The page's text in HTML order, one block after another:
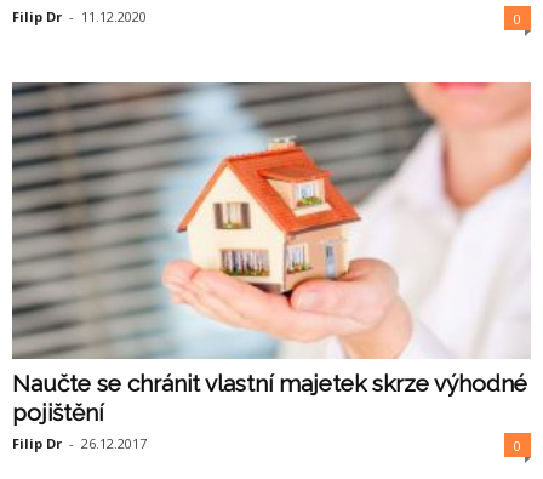
Filip Dr - 11.12.2020 0
Naučte se chránit vlastní majetek skrze výhodné
pojištění
Filip Dr - 26.12.2017 0